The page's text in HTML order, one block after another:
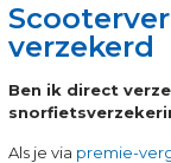
verzekerd
Ben ik direct
Als je via premie-